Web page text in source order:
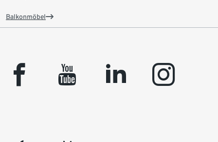
Balkonmöbel
facebook youtube linkedin instagram